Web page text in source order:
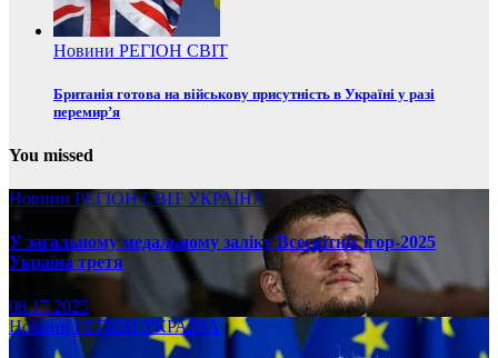
Новини РЕГІОН СВІТ
Британія готова на військову присутність в Україні у разі
перемир’я
You missed
Новини РЕГІОНСВІТ УКРАЇНА
У загальному медальному заліку Всесвітніх ігор-2025
Україна третя
08.17.2025
НовиниРЕГІОН УКРАЇНА